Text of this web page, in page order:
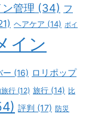
ン管理 (34) フ
ヘアケア (14) ボイ
イン
ー (16) ロリポップ
行 (12) 旅行 (14) 比
評判 (17) 防災